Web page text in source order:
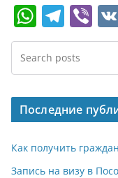
W
h
at
s
A
p
p
T
el
e
gr
a
m
Vi
b
Последние
Как получить
Запись на визу в